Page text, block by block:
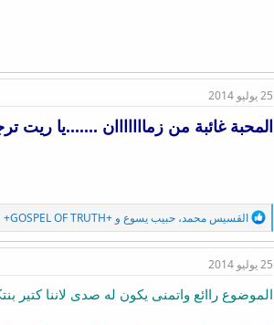
25 يوليو 2014
المحبة غائبة من زمااااااان .......يا ريت
ا
ل
ت
ف
ا
ل
القسيس محمد، حبيب يسوع و +GOSPEL OF TRUTH+
25 يوليو 2014
الموضوع راائع واتمنى يكون له صدى لاننا كتير